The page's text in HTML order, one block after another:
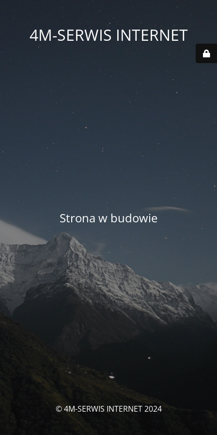
4M-SERWIS INTERNET
Strona w budowie
© 4M-SERWIS INTERNET 2024